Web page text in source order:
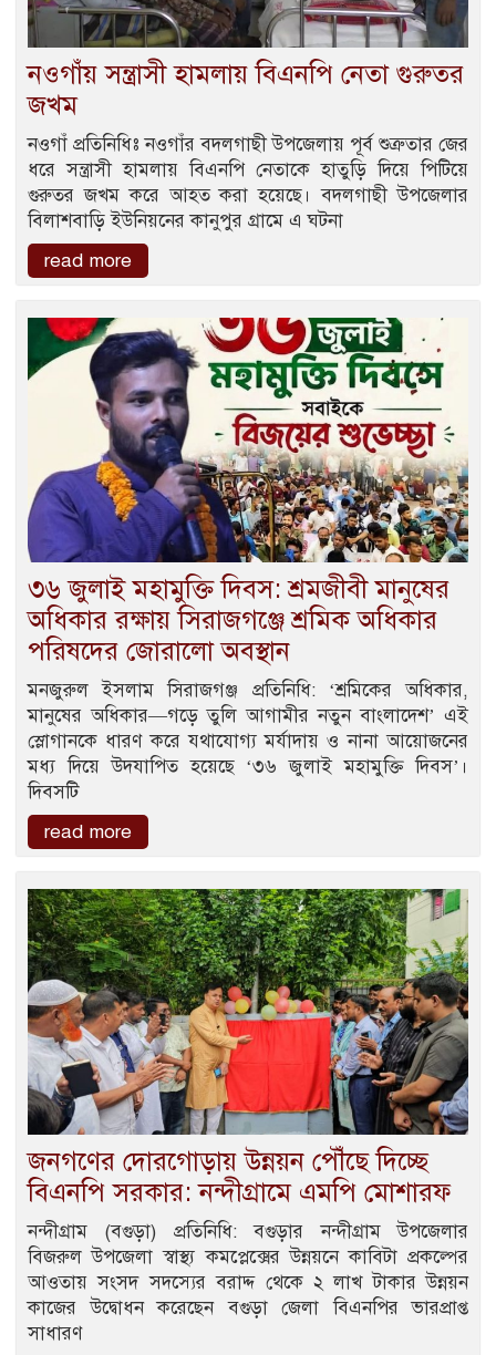
নওগাঁয় সন্ত্রাসী হামলায় বিএনপি নেতা গুরুতর
জখম
নওগাঁ প্রতিনিধিঃ নওগাঁর বদলগাছী উপজেলায় পূর্ব শুত্রুতার জের
ধরে সন্ত্রাসী হামলায় বিএনপি নেতাকে হাতুড়ি দিয়ে পিটিয়ে
গুরুতর জখম করে আহত করা হয়েছে। বদলগাছী উপজেলার
বিলাশবাড়ি ইউনিয়নের কানুপুর গ্রামে এ ঘটনা
read more
৩৬ জুলাই মহামুক্তি দিবস: শ্রমজীবী মানুষের
অধিকার রক্ষায় সিরাজগঞ্জে শ্রমিক অধিকার
পরিষদের জোরালো অবস্থান
মনজুরুল ইসলাম ​সিরাজগঞ্জ প্রতিনিধি: ​‘শ্রমিকের অধিকার,
মানুষের অধিকার—গড়ে তুলি আগামীর নতুন বাংলাদেশ’ এই
স্লোগানকে ধারণ করে যথাযোগ্য মর্যাদায় ও নানা আয়োজনের
মধ্য দিয়ে উদযাপিত হয়েছে ‘৩৬ জুলাই মহামুক্তি দিবস’।
দিবসটি
read more
জনগণের দোরগোড়ায় উন্নয়ন পৌঁছে দিচ্ছে
বিএনপি সরকার: নন্দীগ্রামে এমপি মোশারফ
নন্দীগ্রাম (বগুড়া) প্রতিনিধি: বগুড়ার নন্দীগ্রাম উপজেলার
বিজরুল উপজেলা স্বাস্থ্য কমপ্লেক্সের উন্নয়নে কাবিটা প্রকল্পের
আওতায় সংসদ সদস্যের বরাদ্দ থেকে ২ লাখ টাকার উন্নয়ন
কাজের উদ্বোধন করেছেন বগুড়া জেলা বিএনপির ভারপ্রাপ্ত
সাধারণ